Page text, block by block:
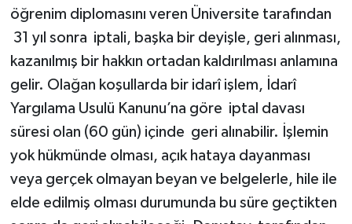
öğrenim diplomasını veren Üniversite tarafından
31 yıl sonra iptali, başka bir deyişle, geri alınması,
kazanılmış bir hakkın ortadan kaldırılması anlamına
gelir. Olağan koşullarda bir idarî işlem, İdarî
Yargılama Usulü Kanunu’na göre iptal davası
süresi olan (60 gün) içinde geri alınabilir. İşlemin
yok hükmünde olması, açık hataya dayanması
veya gerçek olmayan beyan ve belgelerle, hile ile
elde edilmiş olması durumunda bu süre geçtikten